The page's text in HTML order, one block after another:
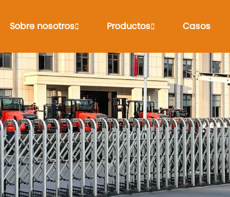
Sobre nosotros Productos Casos